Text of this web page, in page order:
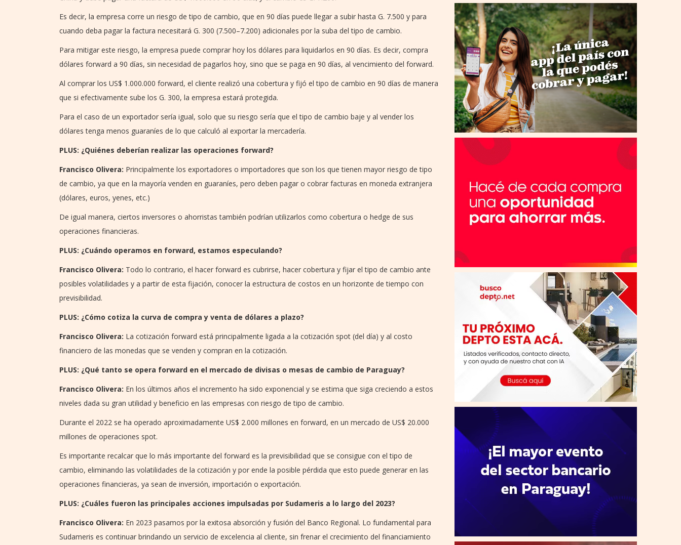
Es decir, la empresa corre un riesgo de tipo de cambio, que en 90 días puede llegar a subir hasta G. 7.500 y para
cuando deba pagar la factura necesitará G. 300 (7.500–7.200) adicionales por la suba del tipo de cambio.
Para mitigar este riesgo, la empresa puede comprar hoy los dólares para liquidarlos en 90 días. Es decir, compra
dólares forward a 90 días, sin necesidad de pagarlos hoy, sino que se paga en 90 días, al vencimiento del forward.
Al comprar los US$ 1.000.000 forward, el cliente realizó una cobertura y fijó el tipo de cambio en 90 días de manera
que si efectivamente sube los G. 300, la empresa estará protegida.
Para el caso de un exportador sería igual, solo que su riesgo sería que el tipo de cambio baje y al vender los
dólares tenga menos guaraníes de lo que calculó al exportar la mercadería.
PLUS: ¿Quiénes deberían realizar las operaciones forward?
Francisco Olivera: Principalmente los exportadores o importadores que son los que tienen mayor riesgo de tipo
de cambio, ya que en la mayoría venden en guaraníes, pero deben pagar o cobrar facturas en moneda extranjera
(dólares, euros, yenes, etc.)
De igual manera, ciertos inversores o ahorristas también podrían utilizarlos como cobertura o hedge de sus
operaciones financieras.
PLUS: ¿Cuándo operamos en forward, estamos especulando?
Francisco Olivera: Todo lo contrario, el hacer forward es cubrirse, hacer cobertura y fijar el tipo de cambio ante
posibles volatilidades y a partir de esta fijación, conocer la estructura de costos en un horizonte de tiempo con
previsibilidad.
PLUS: ¿Cómo cotiza la curva de compra y venta de dólares a plazo?
Francisco Olivera: La cotización forward está principalmente ligada a la cotización spot (del día) y al costo
financiero de las monedas que se venden y compran en la cotización.
PLUS: ¿Qué tanto se opera forward en el mercado de divisas o mesas de cambio de Paraguay?
Francisco Olivera: En los últimos años el incremento ha sido exponencial y se estima que siga creciendo a estos
niveles dada su gran utilidad y beneficio en las empresas con riesgo de tipo de cambio.
Durante el 2022 se ha operado aproximadamente US$ 2.000 millones en forward, en un mercado de US$ 20.000
millones de operaciones spot.
Es importante recalcar que lo más importante del forward es la previsibilidad que se consigue con el tipo de
cambio, eliminando las volatilidades de la cotización y por ende la posible pérdida que esto puede generar en las
operaciones financieras, ya sean de inversión, importación o exportación.
PLUS: ¿Cuáles fueron las principales acciones impulsadas por Sudameris a lo largo del 2023?
Francisco Olivera: En 2023 pasamos por la exitosa absorción y fusión del Banco Regional. Lo fundamental para
Sudameris es continuar brindando un servicio de excelencia al cliente, sin frenar el crecimiento del financiamiento